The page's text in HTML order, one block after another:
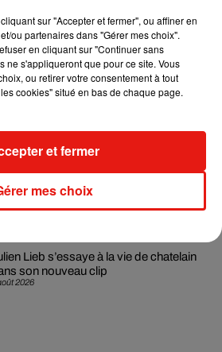
parJared Padalecki(@jaredpadalecki) le
le programme depuis 2006, a, de
deSupernatural.Durant toute ses
aura totalisé pas moins de 327
2026
Lieb s’essaye à la vie de chatelain
son nouveau clip
sur "Accepter et fermer", ou affiner en
ou partenaires dans "Gérer mes choix".
en cliquant sur "Continuer sans
ne s'appliqueront que pour ce site. Vous
ou retirer votre consentement à tout
cookies" situé en bas de chaque page.
mes choix
et fermer